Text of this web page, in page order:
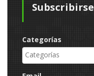
Subscribirse
Categorías